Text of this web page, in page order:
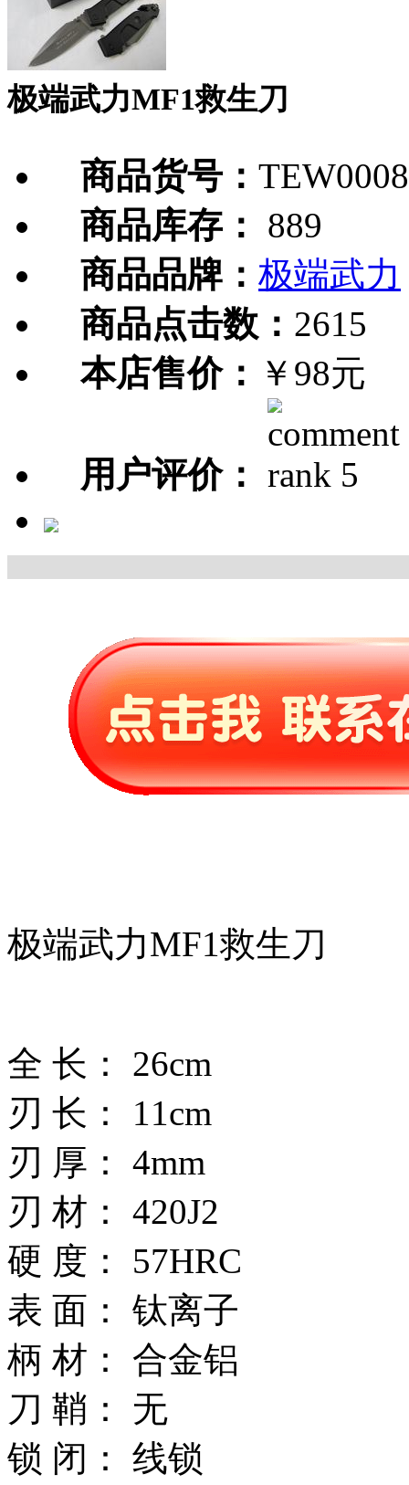
极端武力MF1救生刀
商品货号：
商品库存：
889
商品品牌： 极端武力
商品点击数： 2615
本店售价： ￥98元
用户评价：
极端武力MF1救生刀
全 长： 26cm
刃 长： 11cm
刃 厚： 4mm
刃 材： 420J2
硬 度： 57HRC
表 面： 钛离子
柄 材： 合金铝
刀 鞘： 无
锁 闭： 线锁